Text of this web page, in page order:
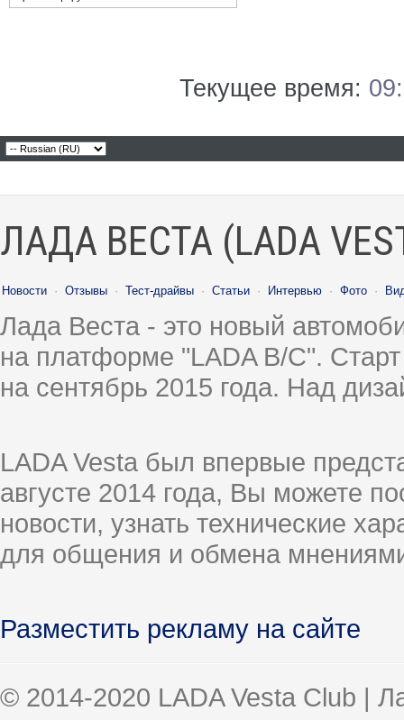
Текущее время:
ЛАДА ВЕСТА (LADA
Новости · Отзывы · Тест-драйвы · Статьи · Интервью · Фото ·
Лада Веста - это новый
на платформе "LADA B/C".
на сентябрь 2015 года. Над
LADA Vesta был впервые
августе 2014 года, Вы можете
новости, узнать технические
для общения и обмена
Разместить рекламу на сайте
© 2014-2020 LADA Vesta Club |